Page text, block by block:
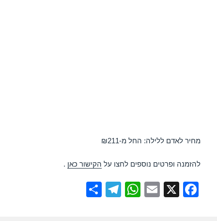
מחיר לאדם ללילה: החל מ-₪211
להזמנה ופרטים נוספים לחצו על הקישור כאן .
F
X
E
W
T